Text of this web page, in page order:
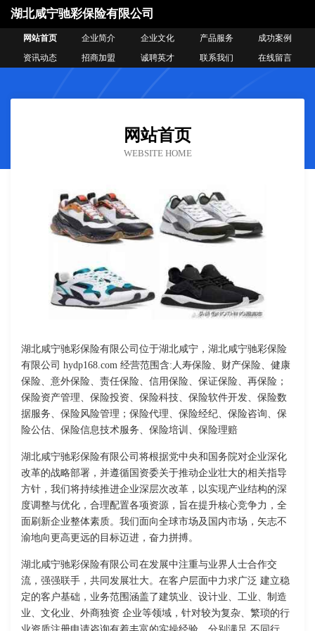
湖北咸宁驰彩保险有限公司
网站首页 企业简介 企业文化 产品服务
成功案例
资讯动态
招商加盟 诚聘英才 联系我们 在线留言
网站首页
WEBSITE HOME
湖北咸宁驰彩保险有限公司位于湖北咸宁，湖北咸宁驰彩保险
有限公司 hydp168.com 经营范围含:人寿保险、财产保险、健康
保险、意外保险、责任保险、信用保险、保证保险、再保险；
保险资产管理、保险投资、保险科技、保险软件开发、保险数
据服务、保险风险管理；保险代理、保险经纪、保险咨询、保
险公估、保险信息技术服务、保险培训、保险理赔
湖北咸宁驰彩保险有限公司将根据党中央和国务院对企业深化
改革的战略部署，并遵循国资委关于推动企业壮大的相关指导
方针，我们将持续推进企业深层次改革，以实现产业结构的深
度调整与优化，合理配置各项资源，旨在提升核心竞争力，全
面刷新企业整体素质。我们面向全球市场及国内市场，矢志不
渝地向更高更远的目标迈进，奋力拼搏。
湖北咸宁驰彩保险有限公司在发展中注重与业界人士合作交
流，强强联手，共同发展壮大。在客户层面中力求广泛 建立稳
定的客户基础，业务范围涵盖了建筑业、设计业、工业、制造
业、文化业、外商独资 企业等领域，针对较为复杂、繁琐的行